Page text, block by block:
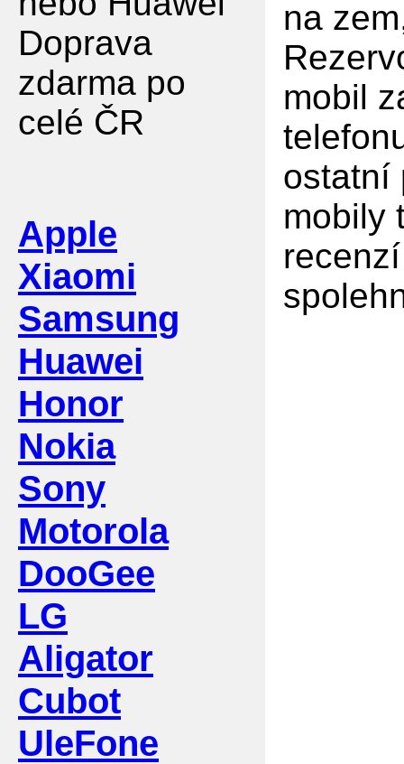
Doprava
zdarma po
celé ČR
Apple
Xiaomi
Samsung
Huawei
Honor
Nokia
Sony
Motorola
DooGee
LG
Aligator
Cubot
UleFone
na
mobil
ostatní
mobily